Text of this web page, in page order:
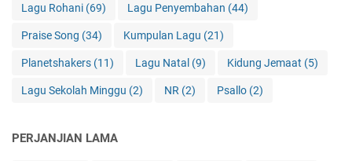
Lagu Rohani (69) Lagu Penyembahan (44)
Praise Song (34) Kumpulan Lagu (21)
Planetshakers (11) Lagu Natal (9) Kidung Jemaat (5)
Lagu Sekolah Minggu (2) NR (2) Psallo (2)
PERJANJIAN LAMA